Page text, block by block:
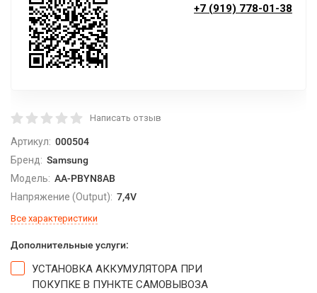
+7 (919) 778-01-38
Написать отзыв
Артикул: 000504
Бренд: Samsung
Модель: AA-PBYN8AB
Напряжение (Output): 7,4V
Все характеристики
Дополнительные услуги:
УСТАНОВКА АККУМУЛЯТОРА ПРИ
ПОКУПКЕ В ПУНКТЕ САМОВЫВОЗА